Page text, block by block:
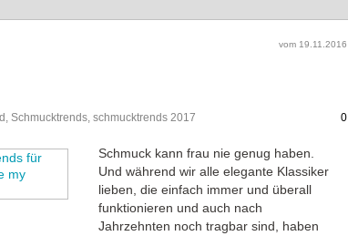
vom 19.11.2016
Schmucktrends, schmucktrends 2017 0
Schmuck kann frau nie genug haben.
Und während wir alle elegante Klassiker
lieben, die einfach immer und überall
funktionieren und auch nach
Jahrzehnten noch tragbar sind, haben